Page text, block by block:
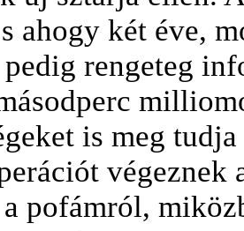
ahogy két éve,
rengeteg
is meg
pofámról,